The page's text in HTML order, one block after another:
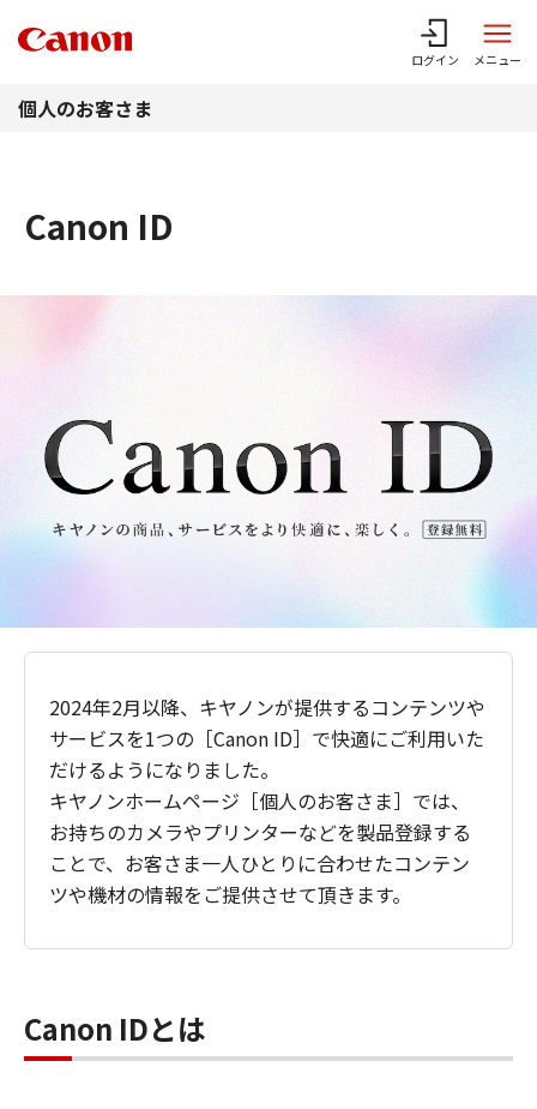
ログイン メニュー
個人のお客さま
Canon ID
2024年2月以降、キヤノンが提供するコンテンツや
サービスを1つの［Canon ID］で快適にご利用いた
だけるようになりました。
キヤノンホームページ［個人のお客さま］では、
お持ちのカメラやプリンターなどを製品登録する
ことで、お客さま一人ひとりに合わせたコンテン
ツや機材の情報をご提供させて頂きます。
Canon IDとは